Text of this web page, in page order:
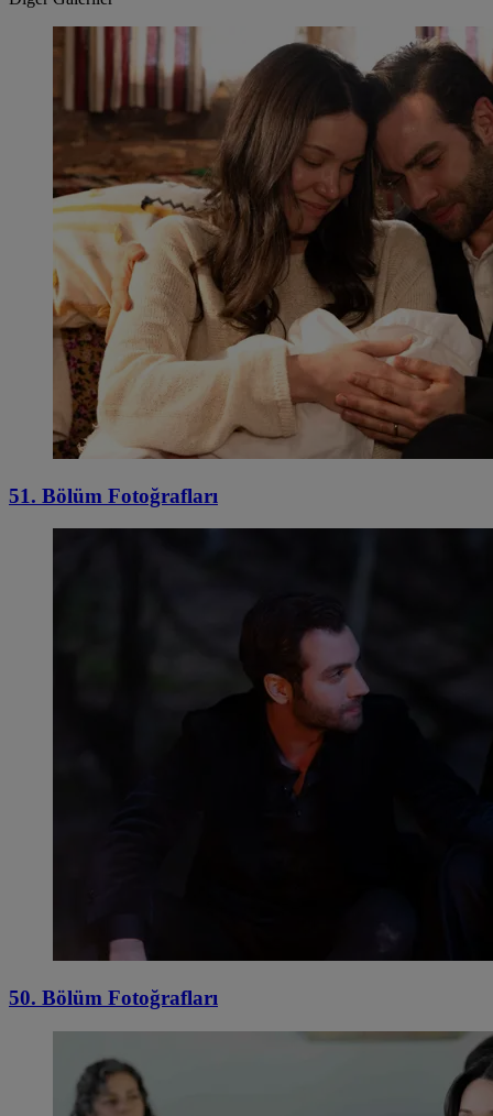
51. Bölüm Fotoğrafları
50. Bölüm Fotoğrafları